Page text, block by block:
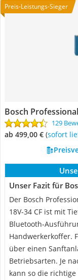
Preis-Leistungs-Sieger
Bosch
129
ab 499,00 € ( Sofort
Unser Fazit für
Der Bosch
18V-34 CF ist mit
Bluetooth-
Handwerkerkoffer.
über einen
Betriebsarten. Je
kann so die